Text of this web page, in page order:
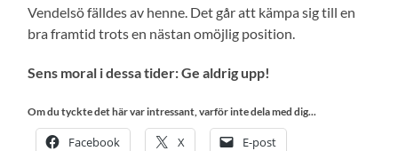
Vendelsö fälldes av henne. Det går att kämpa sig till en
bra framtid trots en nästan omöjlig position.
Sens moral i dessa tider: Ge aldrig upp!
Om du tyckte det här var intressant, varför inte dela med dig...
Facebook X E-post